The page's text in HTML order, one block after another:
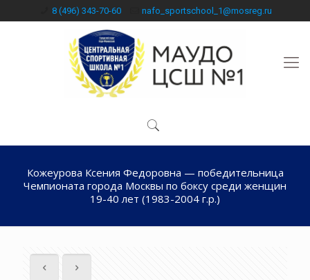
8 (496) 343-70-60 nafo_sportschool_1@mosreg.ru
Кожеурова Ксения Федоровна — победительница
Чемпионата города Москвы по боксу среди женщин
19-40 лет (1983-2004 г.р.)